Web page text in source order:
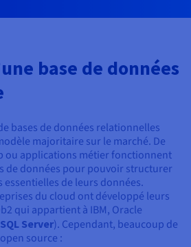
base de données
bases de données relationnelles
majoritaire sur le marché. De
ou applications métier fonctionnent
de données pour pouvoir structurer
de leurs données.
du cloud ont développé leurs
qui appartient à IBM, Oracle
Server). Cependant, beaucoup de
source :